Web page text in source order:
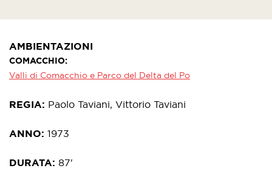
AMBIENTAZIONI
COMACCHIO
Valli di Comacchio e Parco del Delta del Po
REGIA Paolo Taviani, Vittorio Taviani
ANNO 1973
DURATA 87'